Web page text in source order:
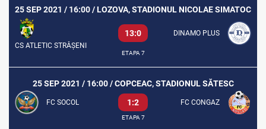
25 SEP 2021 / 16:00 / LOZOVA, STADIONUL NICOLAE SIMATOC
CS ATLETIC STRĂȘENI
13:0 DINAMO PLUS
ETAPA 7
25 SEP 2021 / 16:00 / COPCEAC, STADIONUL SĂTESC
FC SOCOL 1:2 FC CONGAZ
ETAPA 7